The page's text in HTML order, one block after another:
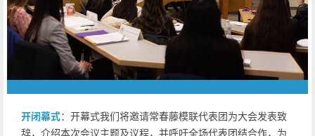
开闭幕式：开幕式我们将邀请常春藤模联代表团为大会发表致
辞，介绍本次会议主题及议程，并呼吁全场代表团结合作，为